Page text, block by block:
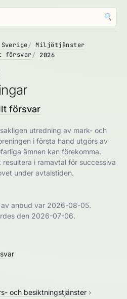
🔍
Miljötjänster
försvar
2026
försvar
utredning av mark- och
i första hand utgörs av
ämnen kan förekomma.
i ramavtal för successiva
under avtalstiden.
anbud var 2026-08-05.
den 2026-07-06.
och besiktningstjänster ›